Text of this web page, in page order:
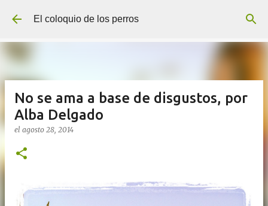
Ir al contenido principal
El coloquio de los perros
No se ama a base de disgustos, por
Alba Delgado
el agosto 28, 2014